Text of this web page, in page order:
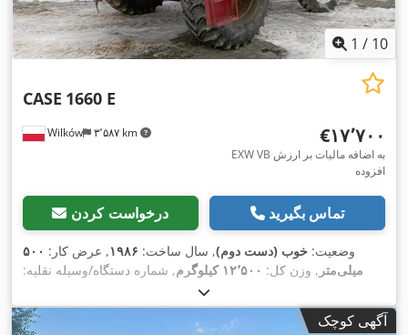
1 / 10
Wilków ۳٬۵۸۷ km
CASE 1660 E
‎€۱۷٬۷۰۰
EXW VB به اضافه مالیات بر ارزش
افزوده
درخواست کردن تماس بگیرید
وضعیت: خوب (دست دوم), سال ساخت: ۱۹۸۶, عرض کار: ۵۰۰
میلی‌متر , وزن کل: ۱۲٬۵۰۰ کیلوگرم
, شماره دستگاه/وسیله نقلیه:
آگهی کوچک